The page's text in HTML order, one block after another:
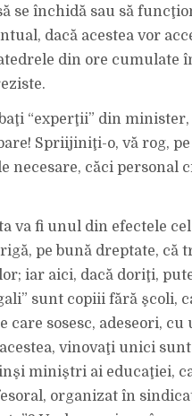
se închidă sau să
dacă acestea vor
din ore cumulate
“experţii” din minister,
Spriijiniţi-o, vă rog,
necesare, căci personal
va fi unul din efectele
pe bună dreptate, că
iar aici, dacă doriţi,
sunt copiii fără şcoli,
sosesc, adeseori, cu
vinovaţi unici
miniştri ai educaţiei,
organizat în